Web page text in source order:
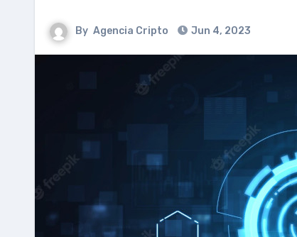
By Agencia Cripto Jun 4, 2023